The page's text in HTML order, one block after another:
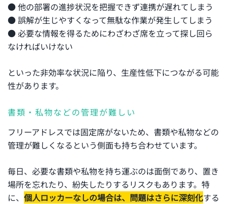
● 他の部署の進捗状況を把握できず連携が遅れてしまう
● 誤解が生じやすくなって無駄な作業が発生してしまう
● 必要な情報を得るためにわざわざ席を立って探し回ら
なければいけない
といった非効率な状況に陥り、生産性低下につながる可能
性があります。
書類・私物などの管理が難しい
フリーアドレスでは固定席がないため、書類や私物などの
管理が難しくなるという側面も持ち合わせています。
毎日、必要な書類や私物を持ち運ぶのは面倒であり、置き
場所を忘れたり、紛失したりするリスクもあります。特
に、 個人ロッカーなしの場合は、問題はさらに深刻化する